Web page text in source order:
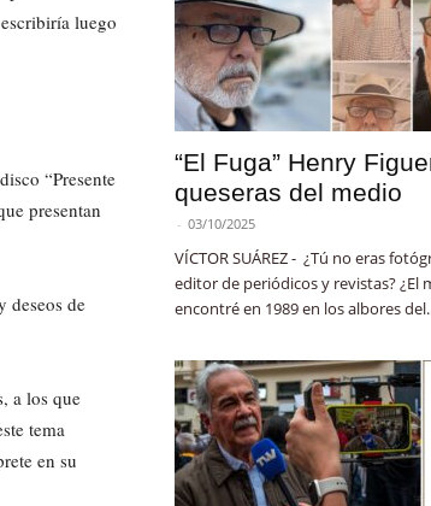
luego
“Presente
presentan
deseos de
a los que
tema
en su
“El Fuga” Henry
queseras del medio
- 03/10/2025
VÍCTOR SUÁREZ - ¿Tú no eras
editor de periódicos y revistas? ¿El
encontré en 1989 en los albores